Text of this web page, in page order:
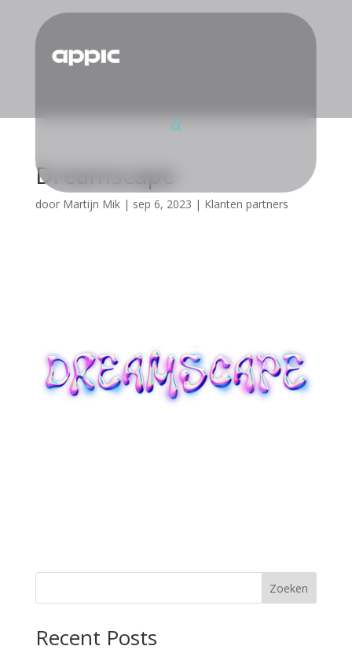
Dreamscape
door Martijn Mik| sep 6, 2023 | Klanten partners
Zoeken
Recent Posts